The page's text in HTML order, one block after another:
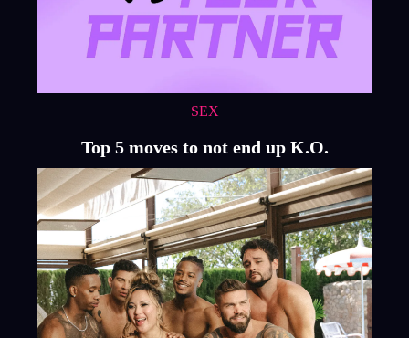
SEX
Top 5 moves to not end up K.O.